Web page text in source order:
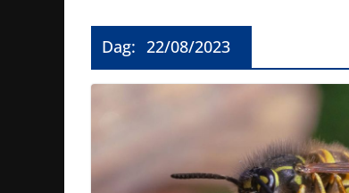
Dag: 22/08/2023